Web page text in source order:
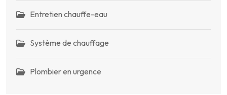
Entretien chauffe-eau
Système de chauffage
Plombier en urgence